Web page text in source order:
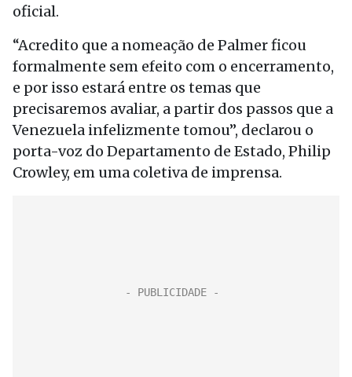
oficial.
“Acredito que a nomeação de Palmer ficou
formalmente sem efeito com o encerramento,
e por isso estará entre os temas que
precisaremos avaliar, a partir dos passos que a
Venezuela infelizmente tomou”, declarou o
porta-voz do Departamento de Estado, Philip
Crowley, em uma coletiva de imprensa.